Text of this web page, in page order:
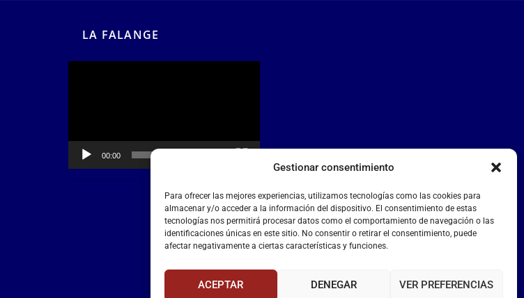
Gestionar consentimiento
Para ofrecer las mejores experiencias, utilizamos tecnologías como las cookies para
almacenar y/o acceder a la información del dispositivo. El consentimiento de estas
tecnologías nos permitirá procesar datos como el comportamiento de navegación o las
identificaciones únicas en este sitio. No consentir o retirar el consentimiento, puede
afectar negativamente a ciertas características y funciones.
ACEPTAR DENEGAR VER PREFERENCIAS
LA FALANGE
00:00